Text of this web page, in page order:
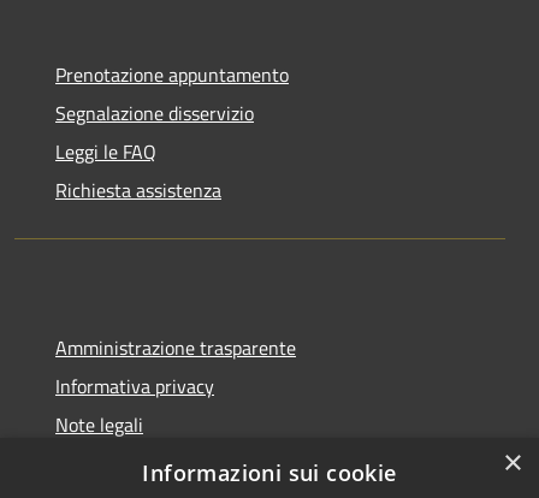
Prenotazione appuntamento
Segnalazione disservizio
Leggi le FAQ
Richiesta assistenza
Amministrazione trasparente
Informativa privacy
Note legali
Dichiarazione di accessibilità
×
Informazioni sui cookie